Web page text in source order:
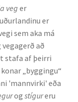
veger
er
sem aka má
að
stafa af þeirri
„byggingu“
'mannvirki' eða
og stígureru